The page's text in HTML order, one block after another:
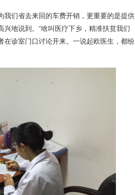
我们省去来回的车费开销，更重要的是提供
地说到。“啥叫医疗下乡，精准扶贫我们
在诊室门口讨论开来。一说起欧医生，都纷